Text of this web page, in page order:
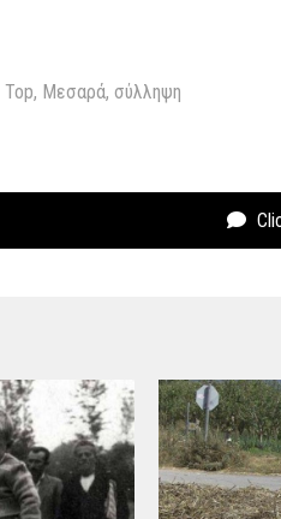
Top, Μεσαρά, σύλληψη